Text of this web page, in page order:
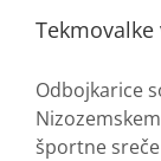
Odbojkarice
športne